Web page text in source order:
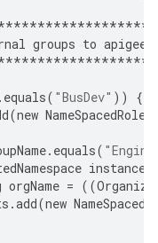
groups to apigee
. equals( "BusDev" ))
{
(new NameSpacedRole
. equals(
orgName = ((
.add(new